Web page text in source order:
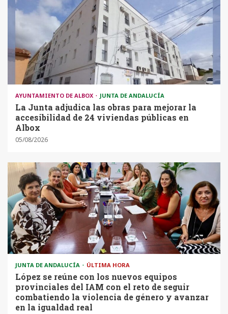
AYUNTAMIENTO DE ALBOX JUNTA DE ANDALUCÍA
La Junta adjudica las obras para mejorar la
accesibilidad de 24 viviendas públicas en
Albox
05/08/2026
JUNTA DE ANDALUCÍA ÚLTIMA HORA
López se reúne con los nuevos equipos
provinciales del IAM con el reto de seguir
combatiendo la violencia de género y avanzar
en la igualdad real